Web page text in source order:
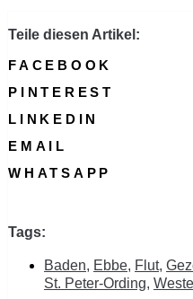
Teile diesen Artikel:
FACEBOOK
PINTEREST
LINKEDIN
EMAIL
WHATSAPP
Tags:
Baden, Ebbe, Flut,
St. Peter-Ording,